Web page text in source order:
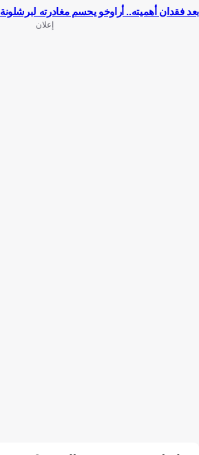
بعد فقدان أهميته.. أراوخو يحسم مغادرته لبرشلونة
إعلان